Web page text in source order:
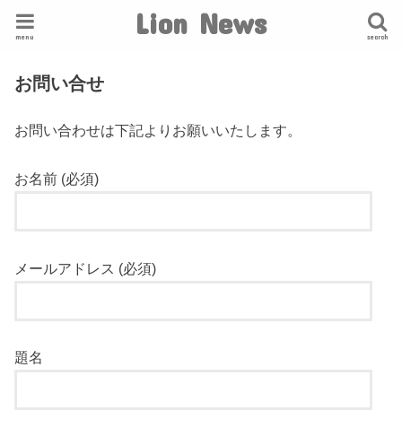
Lion News search
menu
お問い合せ
お問い合わせは下記よりお願いいたします。
お名前 (必須)
メールアドレス (必須)
題名